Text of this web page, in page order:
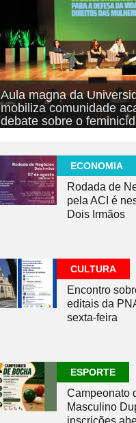
Aula magna da
mobiliza comunidade
debate sobre o
ECONOMIA
Rodada de
pela ACI é
Dois Irmãos
CULTURA
Encontro
editais da
sexta-feira
ESPORTE
Campeonato
Masculino